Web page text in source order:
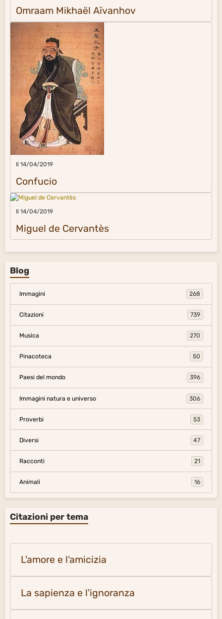
Omraam Mikhaël Aïvanhov
Il 14/04/2019
Confucio
Il 14/04/2019
Miguel de Cervantès
Blog
Immagini 268
Citazioni 739
Musica 270
Pinacoteca 50
Paesi del mondo 396
Immagini natura e universo 306
Proverbi 53
Diversi 47
Racconti 21
Animali 16
Citazioni per tema
L'amore e l'amicizia
La sapienza e l'ignoranza